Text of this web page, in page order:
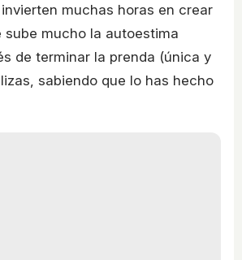
muchas horas en crear
sube mucho la autoestima
de terminar la prenda (única y
sabiendo que lo has hecho